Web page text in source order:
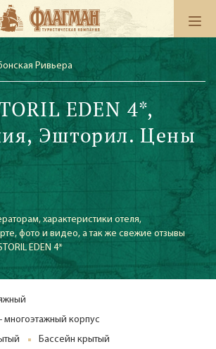
Ривьера
EDEN 4*,
Эшторил. Цены
характеристики отеля,
фото и видео, а так же свежие отзывы
EDEN 4*
многоэтажный корпус
Бассейн крытый